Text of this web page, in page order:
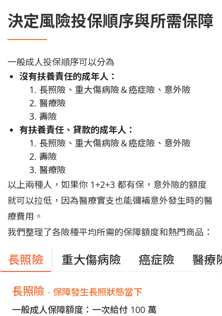
決定風險投保順序與所需保障
一般成人投保順序可以分為
沒有扶養責任的成年人：
長照險、重大傷病險＆癌症險、意外險
醫療險
壽險
有扶養責任、貸款的成年人：
長照險、重大傷病險＆癌症險、意外險
壽險
醫療險
以上兩種人，如果你 1+2+3 都有保，意外險的額度
就可以拉低，因為醫療實支也能彌補意外發生時的醫
療費用。
我們整理了各險種平均所需的保障額度和熱門商品：
長照險 重大傷病險 癌症險 醫療
長照險 - 保障發生長照狀態當下
一般成人保障額度：一次給付 100 萬